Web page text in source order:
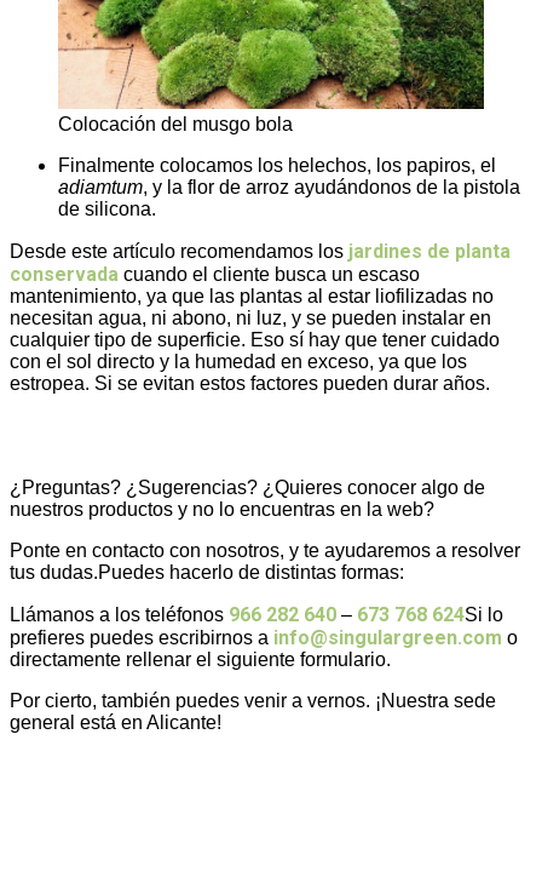
Colocación del musgo bola
Finalmente colocamos los helechos, los papiros, el
adiamtum, y la flor de arroz ayudándonos de la pistola
de silicona.
Desde este artículo recomendamos los jardines de planta
conservada cuando el cliente busca un escaso
mantenimiento, ya que las plantas al estar liofilizadas no
necesitan agua, ni abono, ni luz, y se pueden instalar en
cualquier tipo de superficie. Eso sí hay que tener cuidado
con el sol directo y la humedad en exceso, ya que los
estropea. Si se evitan estos factores pueden durar años.
¿Preguntas? ¿Sugerencias? ¿Quieres conocer algo de
nuestros productos y no lo encuentras en la web?
Ponte en contacto con nosotros, y te ayudaremos a resolver
tus dudas.Puedes hacerlo de distintas formas:
Llámanos a los teléfonos 966 282 640 – 673 768 624Si lo
prefieres puedes escribirnos a info@singulargreen.com o
directamente rellenar el siguiente formulario.
Por cierto, también puedes venir a vernos. ¡Nuestra sede
general está en Alicante!